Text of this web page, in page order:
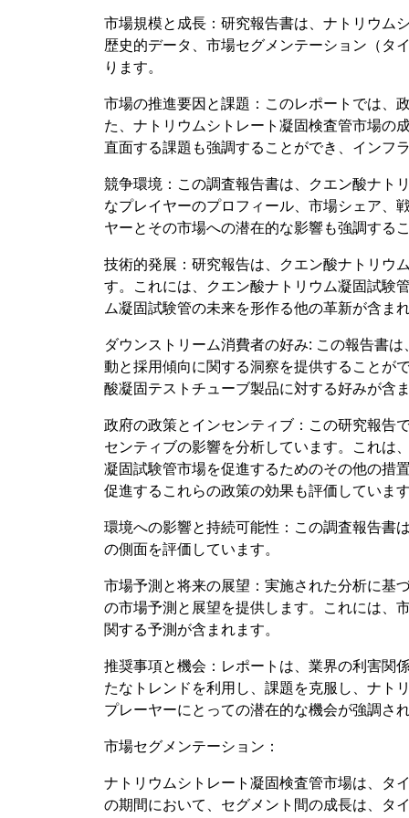
市場規模と成長：研究報告書は、ナトリウム
歴史的データ、市場セグメンテーション（タ
ります。
市場の推進要因と課題：このレポートでは、
た、ナトリウムシトレート凝固検査管市場の
直面する課題も強調することができ、インフ
競争環境：この調査報告書は、クエン酸ナト
なプレイヤーのプロフィール、市場シェア、
ヤーとその市場への潜在的な影響も強調する
技術的発展：研究報告は、クエン酸ナトリウ
す。これには、クエン酸ナトリウム凝固試験
ム凝固試験管の未来を形作る他の革新が含ま
ダウンストリーム消費者の好み: この報告書
動と採用傾向に関する洞察を提供することが
酸凝固テストチューブ製品に対する好みが含
政府の政策とインセンティブ：この研究報告
センティブの影響を分析しています。これは
凝固試験管市場を促進するためのその他の措
促進するこれらの政策の効果も評価していま
環境への影響と持続可能性：この調査報告書
の側面を評価しています。
市場予測と将来の展望：実施された分析に基
の市場予測と展望を提供します。これには、
関する予測が含まれます。
推奨事項と機会：レポートは、業界の利害関
たなトレンドを利用し、課題を克服し、ナト
プレーヤーにとっての潜在的な機会が強調さ
市場セグメンテーション：
ナトリウムシトレート凝固検査管市場は、タ
の期間において、セグメント間の成長は、タ